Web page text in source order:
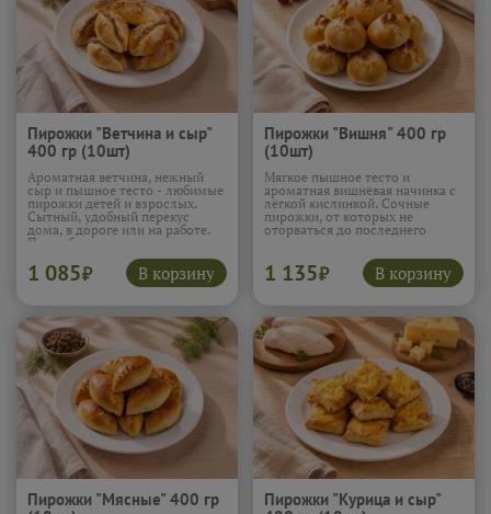
Пирожки "Ветчина и сыр"
400 гр (10шт)
Ароматная ветчина, нежный
сыр и пышное тесто - любимые
пирожки детей и взрослых.
Сытный, удобный перекус
дома, в дороге или на работе.
Подробнее...
1 085₽ В корзину
Пирожки "Вишня" 400 гр
(10шт)
Мягкое пышное тесто и
ароматная вишнёвая начинка с
лёгкой кислинкой. Сочные
пирожки, от которых не
оторваться до последнего
кусочка.
1 135₽ В корзину
Пирожки "Мясные" 400 гр
Пирожки "Курица и сыр"